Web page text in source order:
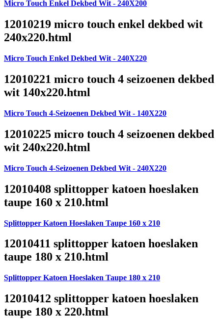
Micro Touch Enkel Dekbed Wit - 240X200
12010219 micro touch enkel dekbed wit
240x220.html
Micro Touch Enkel Dekbed Wit - 240X220
12010221 micro touch 4 seizoenen dekbed
wit 140x220.html
Micro Touch 4-Seizoenen Dekbed Wit - 140X220
12010225 micro touch 4 seizoenen dekbed
wit 240x220.html
Micro Touch 4-Seizoenen Dekbed Wit - 240X220
12010408 splittopper katoen hoeslaken
taupe 160 x 210.html
Splittopper Katoen Hoeslaken Taupe 160 x 210
12010411 splittopper katoen hoeslaken
taupe 180 x 210.html
Splittopper Katoen Hoeslaken Taupe 180 x 210
12010412 splittopper katoen hoeslaken
taupe 180 x 220.html